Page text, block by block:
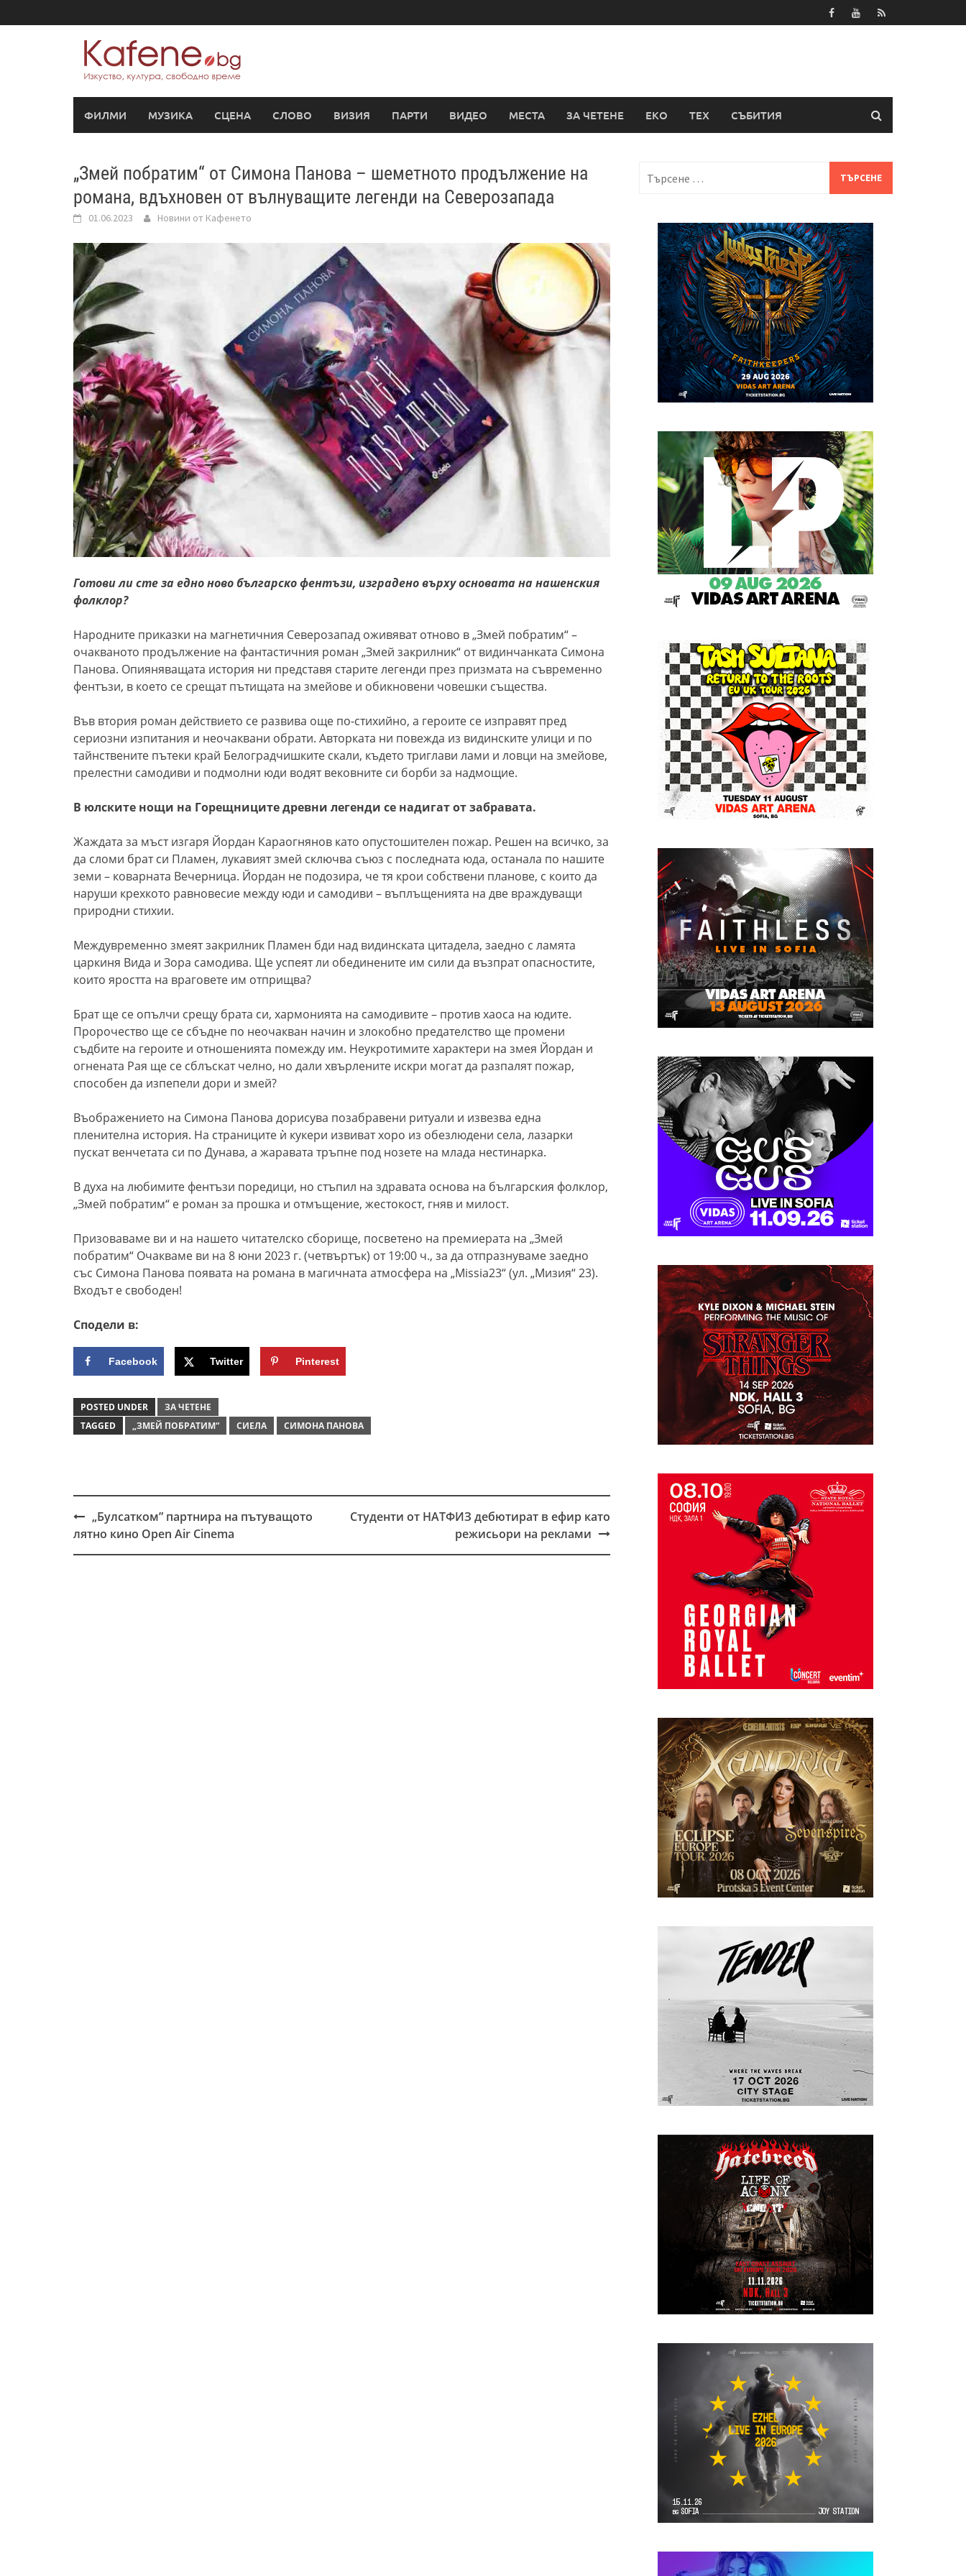
to
ФИЛМИ МУЗИКА СЦЕНА СЛОВО ВИЗИЯ ПАРТИ ВИДЕО МЕСТА ЗА ЧЕТЕНЕ ЕКО ТЕХ СЪБИТИЯ
„Змей побратим“ от Симона Панова – шеметното продължение на
романа, вдъхновен от вълнуващите легенди на Северозапада
01.06.2023 Новини от Кафенето
Готови ли сте за едно ново българско фентъзи, изградено върху основата на нашенския
фолклор?
Народните приказки на магнетичния Северозапад оживяват отново в „Змей побратим“ –
очакваното продължение на фантастичния роман „Змей закрилник“ от видинчанката Симона
Панова. Опияняващата история ни представя старите легенди през призмата на съвременно
фентъзи, в което се срещат пътищата на змейове и обикновени човешки същества.
Във втория роман действието се развива още по-стихийно, а героите се изправят пред
сериозни изпитания и неочаквани обрати. Авторката ни повежда из видинските улици и по
тайнствените пътеки край Белоградчишките скали, където триглави лами и ловци на змейове,
прелестни самодиви и подмолни юди водят вековните си борби за надмощие.
В юлските нощи на Горещниците древни легенди се надигат от забравата.
Жаждата за мъст изгаря Йордан Караогнянов като опустошителен пожар. Решен на всичко, за
да сломи брат си Пламен, лукавият змей сключва съюз с последната юда, останала по нашите
земи – коварната Вечерница. Йордан не подозира, че тя крои собствени планове, с които да
наруши крехкото равновесие между юди и самодиви – въплъщенията на две враждуващи
природни стихии.
Междувременно змеят закрилник Пламен бди над видинската цитадела, заедно с ламята
царкиня Вида и Зора самодива. Ще успеят ли обединените им сили да възпрат опасностите,
които яростта на враговете им отприщва?
Брат ще се опълчи срещу брата си, хармонията на самодивите – против хаоса на юдите.
Пророчество ще се сбъдне по неочакван начин и злокобно предателство ще промени
съдбите на героите и отношенията помежду им. Неукротимите характери на змея Йордан и
огнената Рая ще се сблъскат челно, но дали хвърлените искри могат да разпалят пожар,
способен да изпепели дори и змей?
Въображението на Симона Панова дорисува позабравени ритуали и извезва една
пленителна история. На страниците ѝ кукери извиват хоро из обезлюдени села, лазарки
пускат венчетата си по Дунава, а жаравата тръпне под нозете на млада нестинарка.
В духа на любимите фентъзи поредици, но стъпил на здравата основа на българския фолклор,
„Змей побратим“ е роман за прошка и отмъщение, жестокост, гняв и милост.
Призоваваме ви и на нашето читателско сборище, посветено на премиерата на „Змей
побратим“ Очакваме ви на 8 юни 2023 г. (четвъртък) от 19:00 ч., за да отпразнуваме заедно
със Симона Панова появата на романа в магичната атмосфера на „Missia23“ (ул. „Мизия“ 23).
Входът е свободен!
Сподели в:
Facebook Twitter Pinterest
POSTED UNDER
ЗА ЧЕТЕНЕ
TAGGED
„ЗМЕЙ ПОБРАТИМ“ СИЕЛА СИМОНА ПАНОВА
Post
„Булсатком” партнира на пътуващото
лятно кино Open Air Cinema
Студенти от НАТФИЗ дебютират в ефир като
режисьори на реклами
за: